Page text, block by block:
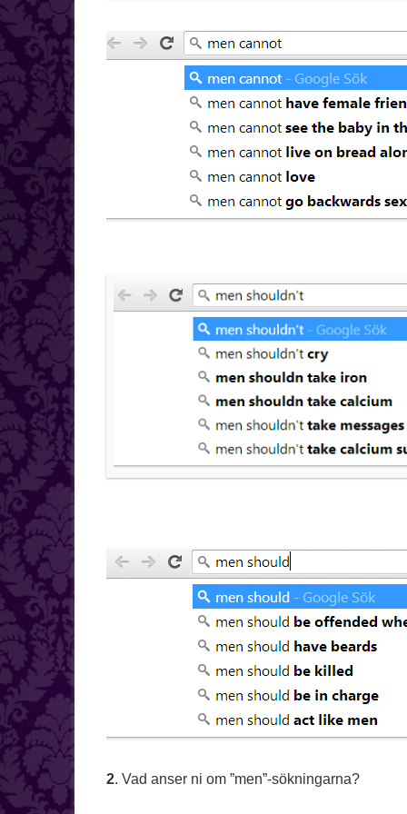
2. Vad anser ni om ”men”-sökningarna?